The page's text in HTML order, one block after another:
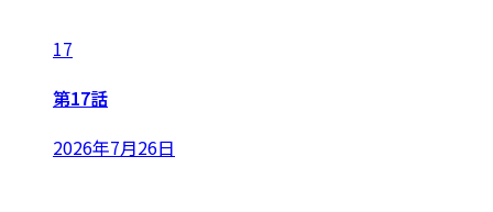
17
第17話
2026年7月26日